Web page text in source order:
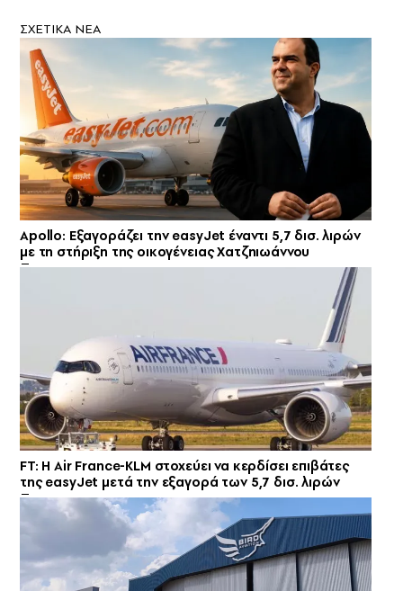
ΣXETIKA NEA
Apollo: Εξαγοράζει την easyJet έναντι 5,7 δισ. λιρών
με τη στήριξη της οικογένειας Χατζηιωάννου
FT: Η Air France-KLM στοχεύει να κερδίσει επιβάτες
της easyJet μετά την εξαγορά των 5,7 δισ. λιρών